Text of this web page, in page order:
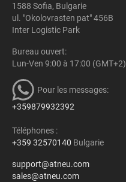
1588 Sofia, Bulgarie
ul. "Okolovrasten pat" 456B
Inter Logistic Park
Bureau ouvert:
Lun-Ven 9:00 à 17:00 (GMT+2)
Pour les messages:
+359879932392
Téléphones :
+359 32570140 Bulgarie
support@atneu.com
sales@atneu.com